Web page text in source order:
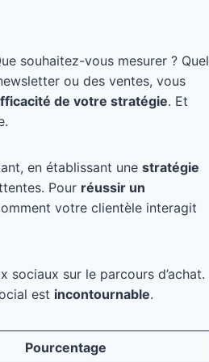
souhaitez-vous mesurer ? Quel
ou des ventes, vous
de votre stratégie. Et
en établissant une stratégie
Pour réussir un
votre clientèle interagit
sociaux sur le parcours d’achat.
est incontournable.
Pourcentage